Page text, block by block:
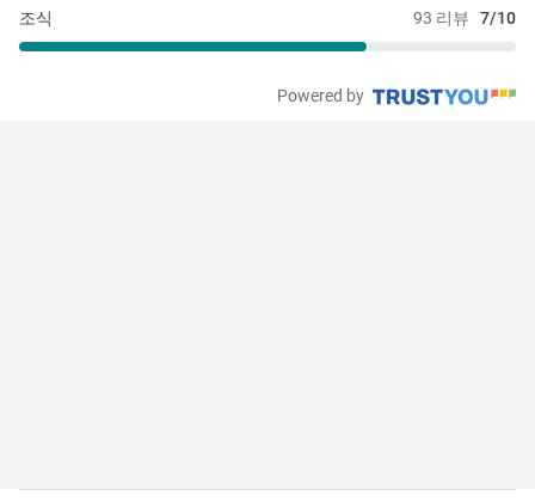
93 리뷰 7/10
조식
Powered by